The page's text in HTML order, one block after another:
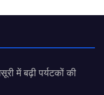
में बढ़ी पर्यटकों की